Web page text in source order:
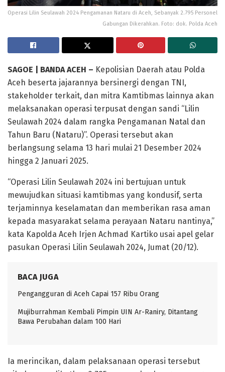
Operasi Lilin Seulawah 2024 Pengamanan Nataru di Aceh, Sebanyak 2.795 Personel
Gabungan Dikerahkan. Foto: dok. Polda Aceh
SAGOE | BANDA ACEH – Kepolisian Daerah atau Polda
Aceh beserta jajarannya bersinergi dengan TNI,
stakeholder terkait, dan mitra Kamtibmas lainnya akan
melaksanakan operasi terpusat dengan sandi “Lilin
Seulawah 2024 dalam rangka Pengamanan Natal dan
Tahun Baru (Nataru)”. Operasi tersebut akan
berlangsung selama 13 hari mulai 21 Desember 2024
hingga 2 Januari 2025.
“Operasi Lilin Seulawah 2024 ini bertujuan untuk
mewujudkan situasi kamtibmas yang kondusif, serta
terjaminnya keselamatan dan memberikan rasa aman
kepada masyarakat selama perayaan Nataru nantinya,”
kata Kapolda Aceh Irjen Achmad Kartiko usai apel gelar
pasukan Operasi Lilin Seulawah 2024, Jumat (20/12).
BACA JUGA
Pengangguran di Aceh Capai 157 Ribu Orang
Mujiburrahman Kembali Pimpin UIN Ar-Raniry, Ditantang
Bawa Perubahan dalam 100 Hari
Ia merincikan, dalam pelaksanaan operasi tersebut